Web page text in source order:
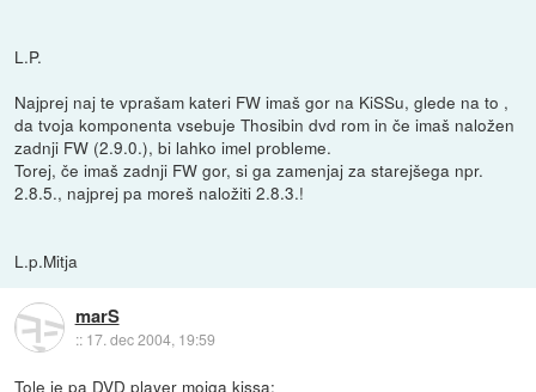
L.P.
Najprej naj te vprašam kateri FW imaš gor na KiSSu, glede na to ,
da tvoja komponenta vsebuje Thosibin dvd rom in če imaš naložen
zadnji FW (2.9.0.), bi lahko imel probleme.
Torej, če imaš zadnji FW gor, si ga zamenjaj za starejšega npr.
2.8.5., najprej pa moreš naložiti 2.8.3.!
L.p.Mitja
marS
:: 17. dec 2004, 19:59
Tole je pa DVD player mojga kissa: